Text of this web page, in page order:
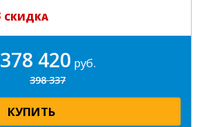
СКИДКА
378 420 руб.
398 337
КУПИТЬ